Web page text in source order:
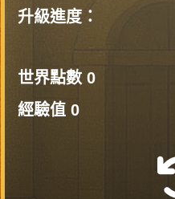
升級進度：
世界點數 0
經驗值 0